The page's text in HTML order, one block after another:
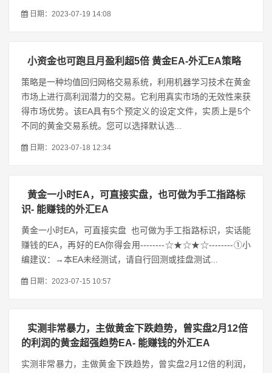
日期：2023-07-19 14:08
小资金也可跑且月盈利超5倍 黄金EA-外汇EA策略
策略是一种均值回归网格交易系统，利用机器学习技术在黄金
市场上进行高利润潜力的交易。它利用真实市场的无效性来获
得市场优势。该EA具有5个预定义的设定文件，实质上是5个
不同的黄金交易系统。您可以选择默认选...
日期：2023-07-18 12:34
黄金一小时EA，可直接实盘，也可做为手工指路标
识- 能赚钱的外汇EA
黄金一小时EA，可直接实盘 也可做为手工指路标识，实话能
赚钱的EA，再好的EA你得会用--------☆★☆★☆--------①小
编建议：→本EA未经测试，请自行回测或挂盘测试...
日期：2023-07-15 10:57
实测非常暴力，主做黄金下跌趋势，曾实盘2月12倍
的利润的黄金超强趋势EA- 能赚钱的外汇EA
实测非常暴力，主做黄金下跌趋势，曾实盘2月12倍的利润，